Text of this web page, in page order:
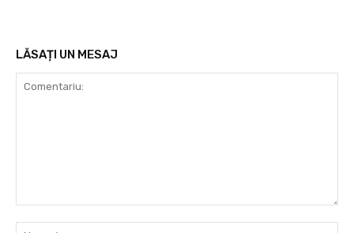
LĂSAȚI UN MESAJ